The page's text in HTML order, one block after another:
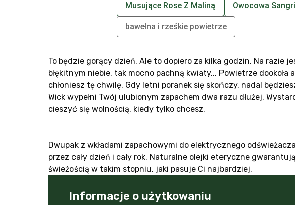
Musujące Rose Z Maliną Owocowa
bawełna i rześkie powietrze
To będzie gorący dzień. Ale to dopiero za kilka godzin. Na razie
błękitnym niebie, tak mocno pachną kwiaty... Powietrze
chłoniesz tę chwilę. Gdy letni poranek się skończy, nadal
Wick wypełni Twój ulubionym zapachem dwa razu dłużej.
cieszyć się wolnością, kiedy tylko chcesz.
Dwupak z wkładami zapachowymi do elektrycznego
przez cały dzień i cały rok. Naturalne olejki eteryczne
świeżością w takim stopniu, jaki pasuje Ci najbardziej.
Informacje o użytkowaniu